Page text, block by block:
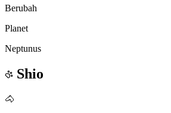
Berubah
Planet
Neptunus
Shio
🐴